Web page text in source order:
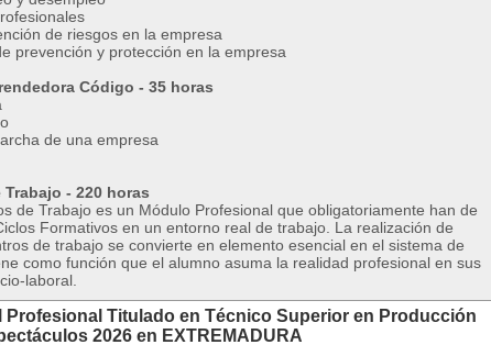
de riesgos en la empresa
prevención y protección en la empresa
Código - 35 horas
de una empresa
- 220 horas
de Trabajo es un Módulo Profesional que obligatoriamente han de
Formativos en un entorno real de trabajo. La realización de
de trabajo se convierte en elemento esencial en el sistema de
como función que el alumno asuma la realidad profesional en sus
laboral.
Profesional Titulado en Técnico Superior en Producción
2026 en EXTREMADURA